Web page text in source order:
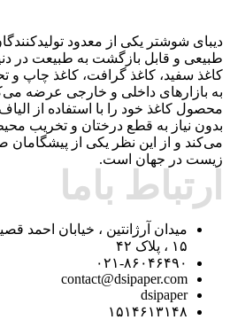
طبیعی و قابل بازگشت به طبیعت در
کاغذ سفید، کاغذ گرافت، کاغذ چاپ و
به بازارهای داخلی و خارجی عرضه
محصول کاغذ خود را با استفاده از
بدون نیاز به قطع درختان و تخریب
می‌کند و از این نظر یکی از
زیست در جهان است.
ارتباط باما
۱۵ ، پلاک ۴۲
۰۲۱-۸۶۰۴۶۴۹۰
contact@dsipaper.com
dsipaper
۱۵۱۴۶۱۳۱۴۸